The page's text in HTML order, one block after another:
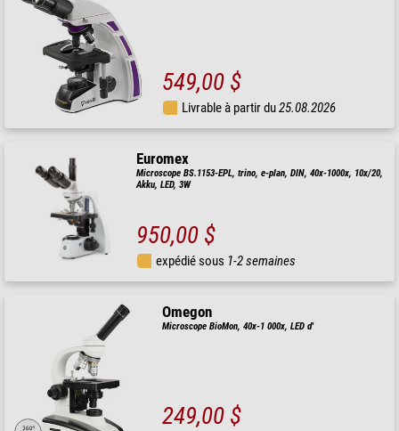
549,00 $
Livrable à partir du25.08.2026
Euromex
Microscope BS.1153-EPL, trino, e-plan, DIN, 40x-1000x, 10x/20,
Akku, LED, 3W
950,00 $
expédié sous 1-2 semaines
Omegon
Microscope BioMon, 40x-1 000x, LED d'
249,00 $